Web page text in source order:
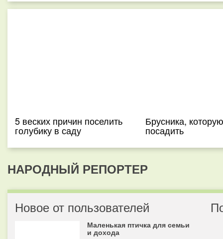
5 веских причин поселить
голубику в саду
Брусника,
посадить
НАРОДНЫЙ РЕПОРТЕР
Новое от пользователей
Маленькая птичка для семьи
и дохода